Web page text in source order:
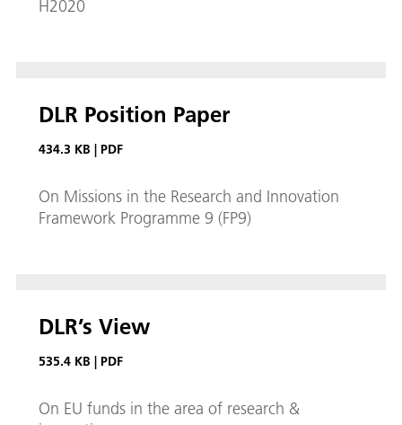
H2020
DLR Position Paper
434.3 KB PDF
On Missions in the Research and Innovation
Framework Programme 9 (FP9)
DLR’s View
535.4 KB PDF
On EU funds in the area of research &